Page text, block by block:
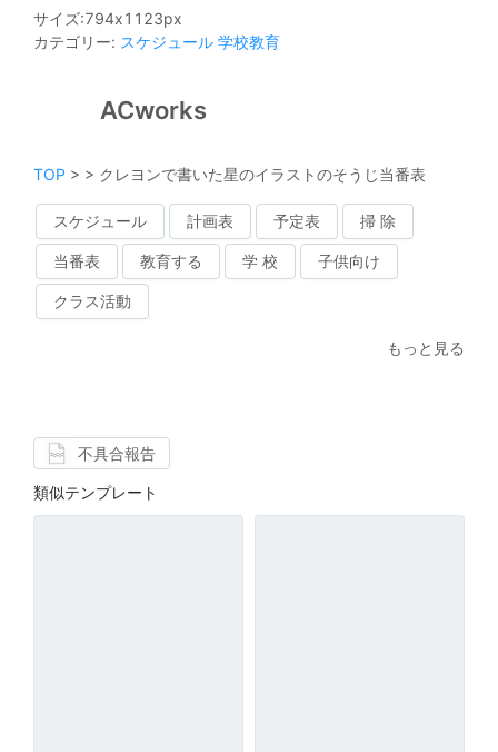
サイズ:794x1123px
カテゴリー: スケジュール 学校教育
ACworks
TOP > > クレヨンで書いた星のイラストのそうじ当番表
スケジュール 計画表 予定表 掃 除
当番表 教育する 学 校 子供向け
クラス活動
もっと見る
不具合報告
類似テンプレート